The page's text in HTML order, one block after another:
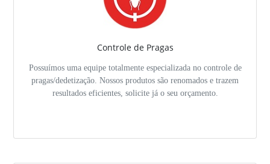
Controle de Pragas
Possuímos uma equipe totalmente especializada no controle de
pragas/dedetização. Nossos produtos são renomados e trazem
resultados eficientes, solicite já o seu orçamento.